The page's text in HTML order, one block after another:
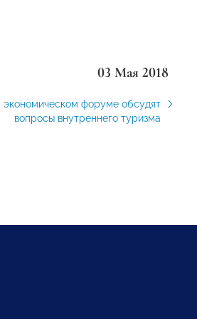
03 Мая 2018
экономическом форуме обсудят
вопросы внутреннего туризма